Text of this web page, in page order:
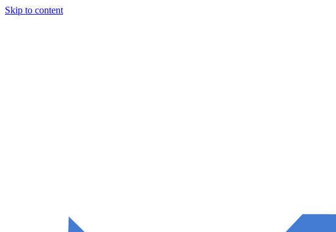
Skip to content